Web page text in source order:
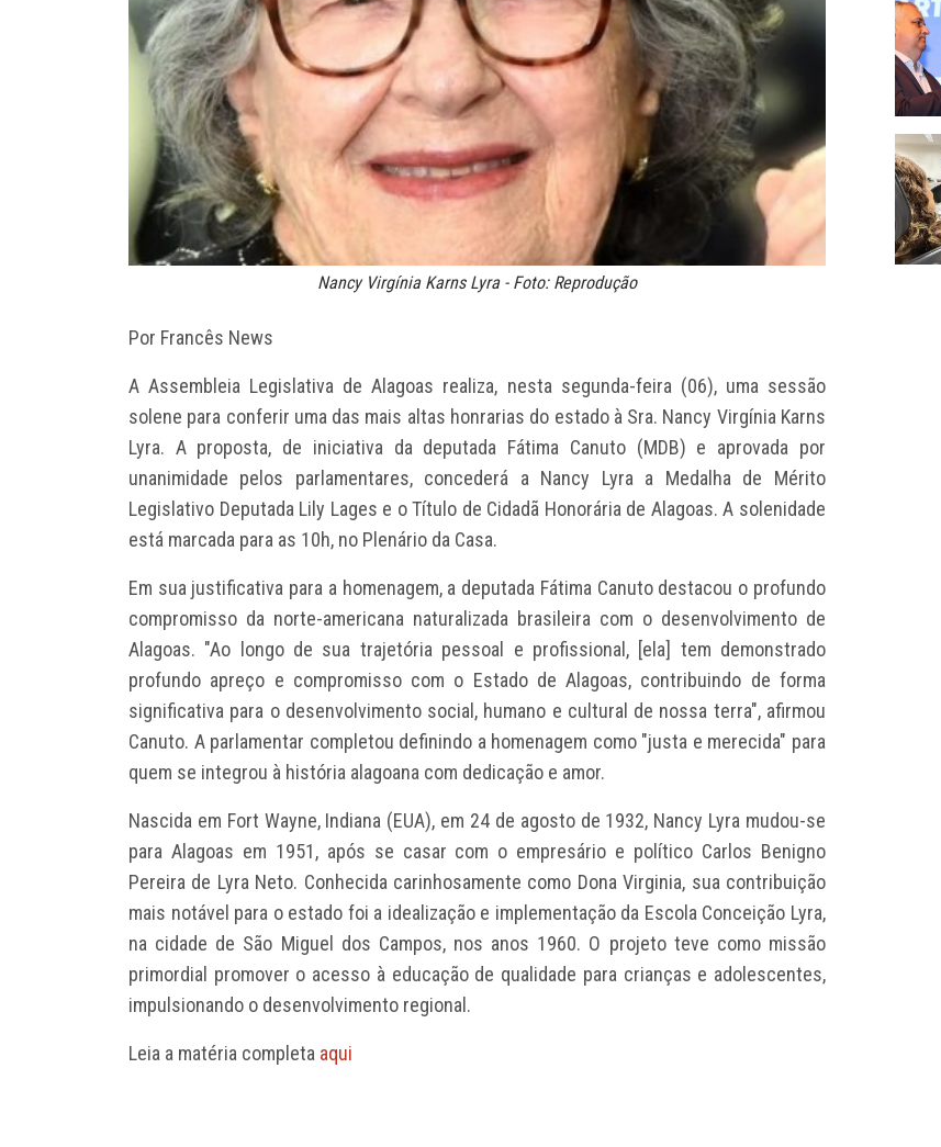
Nancy Virgínia Karns Lyra - Foto: Reprodução
Por Francês News
A Assembleia Legislativa de Alagoas realiza, nesta segunda-feira (06), uma sessão
solene para conferir uma das mais altas honrarias do estado à Sra. Nancy Virgínia Karns
Lyra. A proposta, de iniciativa da deputada Fátima Canuto (MDB) e aprovada por
unanimidade pelos parlamentares, concederá a Nancy Lyra a Medalha de Mérito
Legislativo Deputada Lily Lages e o Título de Cidadã Honorária de Alagoas. A solenidade
está marcada para as 10h, no Plenário da Casa.
Em sua justificativa para a homenagem, a deputada Fátima Canuto destacou o profundo
compromisso da norte-americana naturalizada brasileira com o desenvolvimento de
Alagoas. "Ao longo de sua trajetória pessoal e profissional, [ela] tem demonstrado
profundo apreço e compromisso com o Estado de Alagoas, contribuindo de forma
significativa para o desenvolvimento social, humano e cultural de nossa terra", afirmou
Canuto. A parlamentar completou definindo a homenagem como "justa e merecida" para
quem se integrou à história alagoana com dedicação e amor.
Nascida em Fort Wayne, Indiana (EUA), em 24 de agosto de 1932, Nancy Lyra mudou-se
para Alagoas em 1951, após se casar com o empresário e político Carlos Benigno
Pereira de Lyra Neto. Conhecida carinhosamente como Dona Virginia, sua contribuição
mais notável para o estado foi a idealização e implementação da Escola Conceição Lyra,
na cidade de São Miguel dos Campos, nos anos 1960. O projeto teve como missão
primordial promover o acesso à educação de qualidade para crianças e adolescentes,
impulsionando o desenvolvimento regional.
Leia a matéria completa aqui